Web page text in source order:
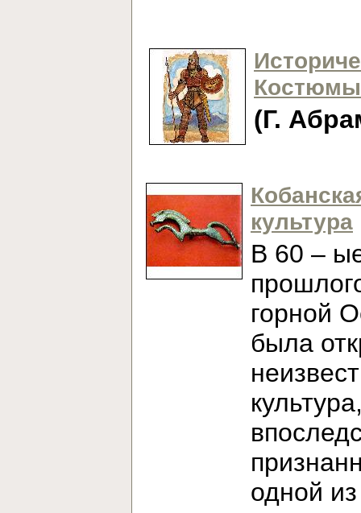
Костюмы
(Г.
культура
В 60 –
горной
была
одной из